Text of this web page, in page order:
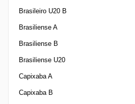
Brasileiro U20 B
Brasiliense A
Brasiliense B
Brasiliense U20
Capixaba A
Capixaba B